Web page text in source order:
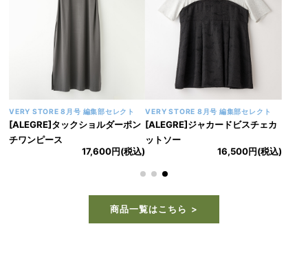
VERY STORE 8月号 編集部セレクト
[ALEGRE]タックショルダーポン
チワンピース
17,600円(税込)
VERY STORE 8月号 編集部セレクト
[ALEGRE]ジャカードビスチェカ
ットソー
16,500円(税込)
商品一覧はこちら